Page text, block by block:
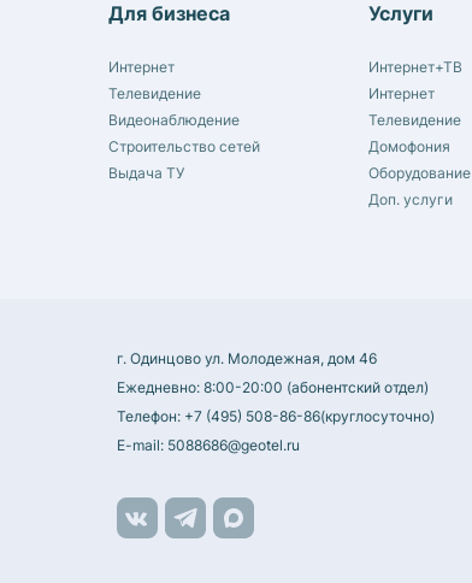
Для бизнеса
Интернет
Телевидение
Видеонаблюдение
Строительство сетей
Выдача ТУ
Услуги
Интернет+ТВ
Интернет
Телевидение
Домофония
Оборудование
Доп. услуги
г. Одинцово ул. Молодежная, дом 46
Ежедневно: 8:00-20:00 (абонентский отдел)
Телефон: +7 (495) 508-86-86(круглосуточно)
E-mail: 5088686@geotel.ru